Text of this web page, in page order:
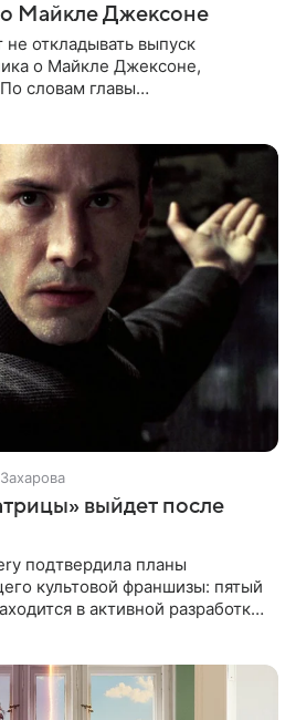
о Майкле Джексоне
откладывать выпуск
о Майкле Джексоне,
словам главы
выйдет после
подтвердила планы
культовой франшизы: пятый
в активной разработке